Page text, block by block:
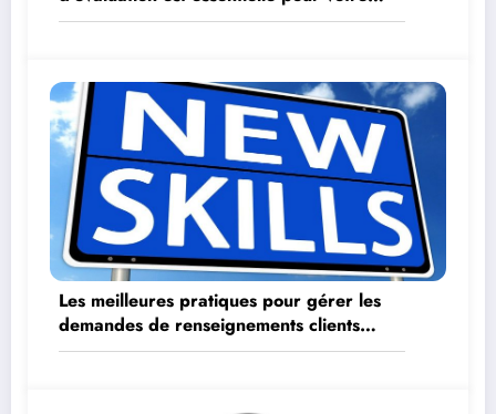
entreprise
Les meilleures pratiques pour gérer les
demandes de renseignements clients
internes